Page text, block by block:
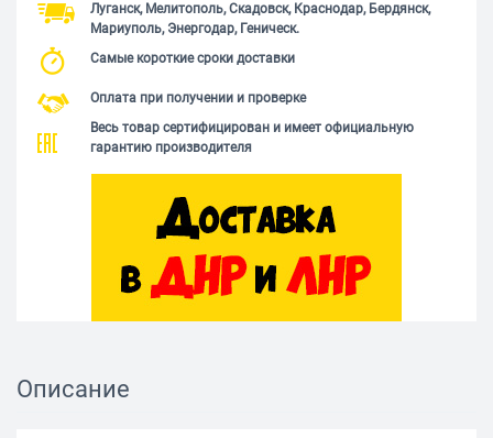
Луганск, Мелитополь, Скадовск, Краснодар, Бердянск,
Мариуполь, Энергодар, Геническ.
Самые короткие сроки доставки
Оплата при получении и проверке
Весь товар сертифицирован и имеет официальную
гарантию производителя
Описание